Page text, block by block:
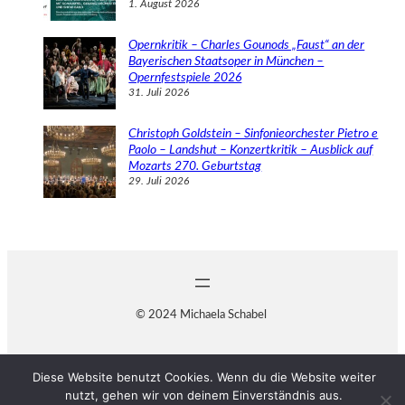
1. August 2026
Opernkritik – Charles Gounods „Faust“ an der
Bayerischen Staatsoper in München –
Opernfestspiele 2026
31. Juli 2026
Christoph Goldstein – Sinfonieorchester Pietro e
Paolo – Landshut – Konzertkritik – Ausblick auf
Mozarts 270. Geburtstag
29. Juli 2026
© 2024 Michaela Schabel
Diese Website benutzt Cookies. Wenn du die Website weiter
nutzt, gehen wir von deinem Einverständnis aus.